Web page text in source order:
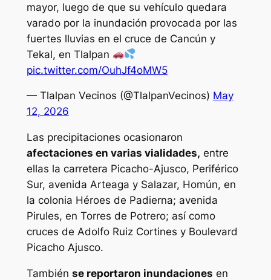
mayor, luego de que su vehículo quedara
varado por la inundación provocada por las
fuertes lluvias en el cruce de Cancún y
Tekal, en Tlalpan
pic.twitter.com/OuhJf4oMW5
— Tlalpan Vecinos (@TlalpanVecinos) May
12, 2026
Las precipitaciones ocasionaron
afectaciones en varias vialidades, entre
ellas la carretera Picacho-Ajusco, Periférico
Sur, avenida Arteaga y Salazar, Homún, en
la colonia Héroes de Padierna; avenida
Pirules, en Torres de Potrero; así como
cruces de Adolfo Ruiz Cortines y Boulevard
Picacho Ajusco.
También se reportaron inundaciones en